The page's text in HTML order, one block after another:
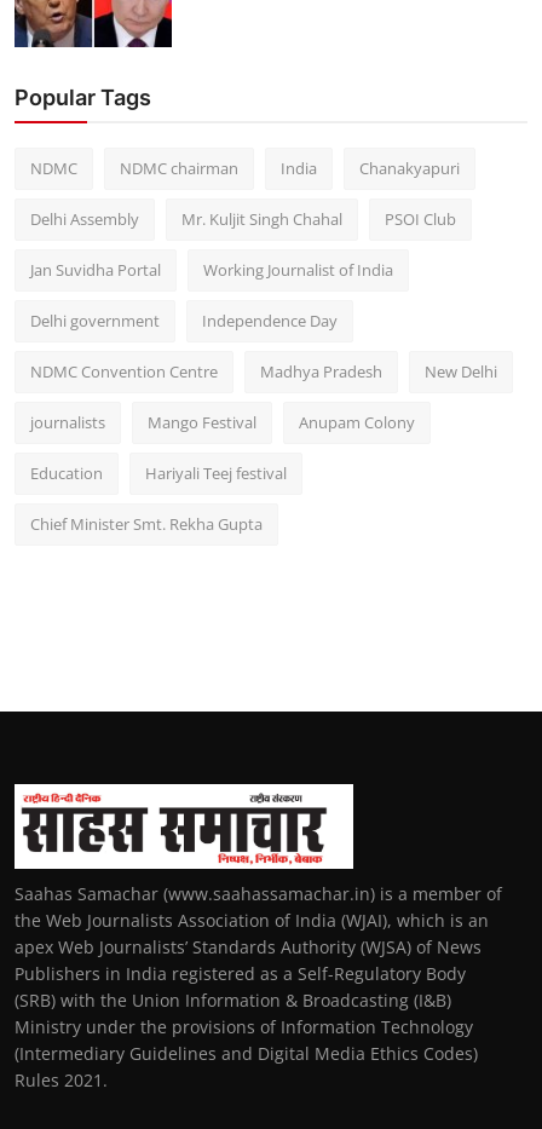
Popular Tags
NDMC NDMC chairman India Chanakyapuri
Delhi Assembly Mr. Kuljit Singh Chahal PSOI Club
Jan Suvidha Portal Working Journalist of India
Delhi government Independence Day
NDMC Convention Centre Madhya Pradesh New Delhi
journalists Mango Festival Anupam Colony
Education Hariyali Teej festival
Chief Minister Smt. Rekha Gupta
Saahas Samachar (www.saahassamachar.in) is a member of
the Web Journalists Association of India (WJAI), which is an
apex Web Journalists’ Standards Authority (WJSA) of News
Publishers in India registered as a Self-Regulatory Body
(SRB) with the Union Information & Broadcasting (I&B)
Ministry under the provisions of Information Technology
(Intermediary Guidelines and Digital Media Ethics Codes)
Rules 2021.